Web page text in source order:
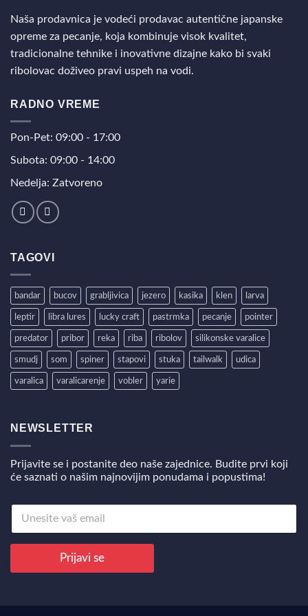
Naša prodavnica je vodeći prodavac autentične japanske
opreme za pecanje, koja kombinuje visok kvalitet,
tradicionalne tehnike i inovativne dizajne kako bi svaki
ribolovac doživeo pravi uspeh na vodi.
RADNO VREME
Pon-Pet: 09:00 - 17:00
Subota: 09:00 - 14:00
Nedelja: Zatvoreno
TAGOVI
bandar bucov grabljivica jezero kasika klen larva
leptir libra lures lucky craft pastrmka pecanje pointer
predator pribor reka riba ribolov silikonske varalice
smudj som spiner stapovi stuka tailwalk udica
varalica varalicarenje vobler yarie
NEWSLETTER
Prijavite se i postanite deo naše zajednice. Budite prvi koji
će saznati o našim najnovijim ponudama i popustima!
E
a
i
*
Prijavi se